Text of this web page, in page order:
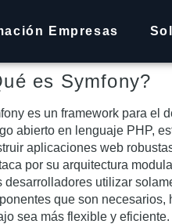
Empresas
es Symfony?
es un framework para el
abierto en lenguaje PHP,
aplicaciones web
por su arquitectura
desarrolladores utilizar
que son necesarios,
sea más flexible y